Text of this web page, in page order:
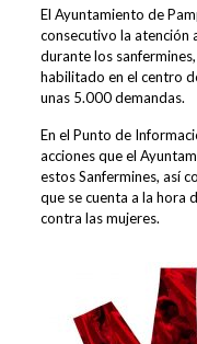
El Ayuntamiento de
consecutivo la atención
durante los
habilitado en el centro
unas 5.000 demandas.
En el Punto de
acciones que el
estos Sanfermines, así
que se cuenta a la hora
contra las mujeres.